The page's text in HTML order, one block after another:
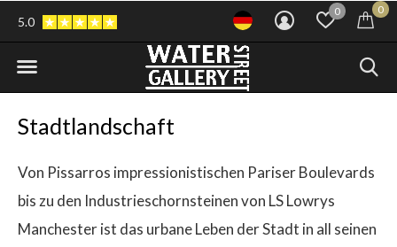
0 0
5.0
Stadtlandschaft
Von Pissarros impressionistischen Pariser Boulevards
bis zu den Industrieschornsteinen von LS Lowrys
Manchester ist das urbane Leben der Stadt in all seinen